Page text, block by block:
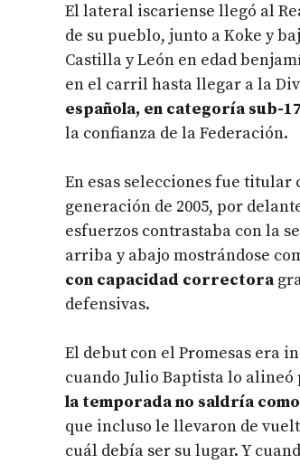
El lateral iscariense llegó al
de su pueblo, junto a Koke y
Castilla y León en edad
en el carril hasta llegar a la
española, en categoría sub-
la confianza de la Federación.
En esas selecciones fue
generación de 2005, por
esfuerzos contrastaba con la
arriba y abajo mostrándose
con capacidad correctora
defensivas.
El debut con el Promesas era
cuando Julio Baptista lo
la temporada no saldría
que incluso le llevaron de
cuál debía ser su lugar. Y